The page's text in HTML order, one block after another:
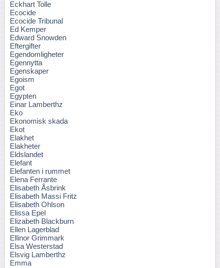
Eckhart Tolle
Ecocide
Ecocide Tribunal
Ed Kemper
Edward Snowden
Eftergifter
Egendomligheter
Egennytta
Egenskaper
Egoism
Egot
Egypten
Einar Lamberthz
Eko
Ekonomisk skada
Ekot
Elakhet
Elakheter
Eldslandet
Elefant
Elefanten i rummet
Elena Ferrante
Elisabeth Åsbrink
Elisabeth Massi Fritz
Elisabeth Ohlson
Elissa Epel
Elizabeth Blackburn
Ellen Lagerblad
Ellinor Grimmark
Elsa Westerstad
Elsvig Lamberthz
Emma